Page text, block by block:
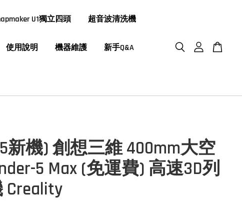
U1獨立四頭 超音波清洗機
使用說明 機器維護 新手Q&A
新機) 創想三維 400mm大空
5 Max (免運費) 高速3D列
Creality